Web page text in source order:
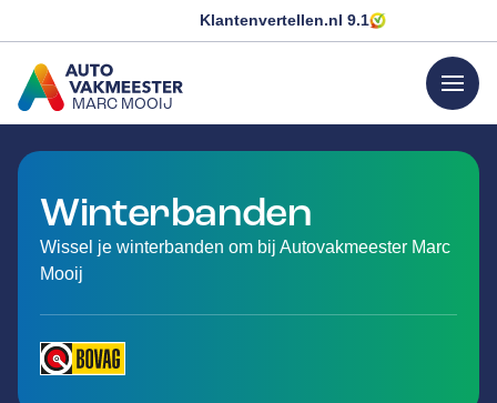
Klantenvertellen.nl 9.1
MARC MOOIJ
GA NAAR DE HOMEPAGINA
menu
Winterbanden
Wissel je winterbanden om bij Autovakmeester Marc
Mooij